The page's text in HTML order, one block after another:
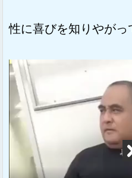
性に喜びを知りやが